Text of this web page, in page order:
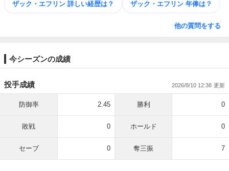
ザック・エフリン 詳しい​経歴は？ ザック・エフリン 年俸は？
他の質問をする
今シーズンの成績
投手成績 2026/8/10 12:38
防御率 2.45 勝利 0
敗戦 0 ホールド 0
セーブ 0 奪三振 7